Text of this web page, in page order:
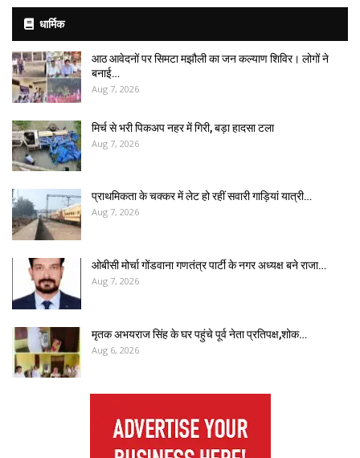
धार्मिक
आठ आवेदनों पर सिमटा मझौली का जन कल्याण शिविर। लोगों ने
बनाई…
Aug 7, 2026
मिर्च से भरी पिकअप नहर में गिरी, बड़ा हादसा टला
Aug 7, 2026
प्राथमिकता के चक्कर में लेट हो रहीं सवारी गाड़ियां यात्री…
Aug 7, 2026
ओबीसी मोर्चा गोंडवाना गणतंत्र पार्टी के नगर अध्यक्ष बने राजा…
Aug 7, 2026
मृतक अभयराज सिंह के घर पहुंचे पूर्व नेता प्रतिपक्ष,शोक…
Aug 6, 2026